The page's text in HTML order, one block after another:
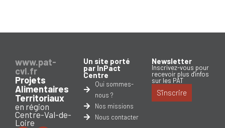
www.pat-
cvl.fr
Projets
Alimentaires
Territoriaux
en région
Centre-Val-de-
Loire
Un site porté
par InPact
Centre
Qui sommes-
nous ?
Nos missions
Nous contacter
Newsletter
Inscrivez-vous pour
recevoir plus d'infos
sur les PAT
S'inscrire